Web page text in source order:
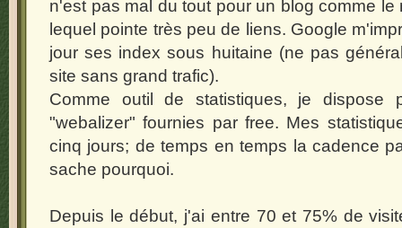
n'est pas mal du tout pour un blog comme
lequel pointe très peu de liens. Google
jour ses index sous huitaine (ne pas
site sans grand trafic).
Comme outil de statistiques, je dispose
"webalizer" fournies par free. Mes
cinq jours; de temps en temps la cadence
sache pourquoi.
Depuis le début, j'ai entre 70 et 75% de